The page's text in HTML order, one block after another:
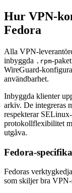
Hur VPN-
Fedora
Alla VPN-
inbyggda .rpm-
WireGuard-
användbarhet.
Inbyggda klienter
arkiv. De integreras
respekterar
protokollflexibilitet
utgåva.
Fedora-
Fedoras
som skiljer bra